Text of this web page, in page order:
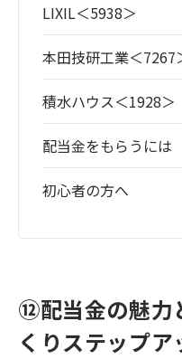
LIXIL＜5938＞
本田技研工業＜7267
積水ハウス＜1928＞
配当金をもらうには
初心者の方へ
⑫配当金の魅力
くりステップア